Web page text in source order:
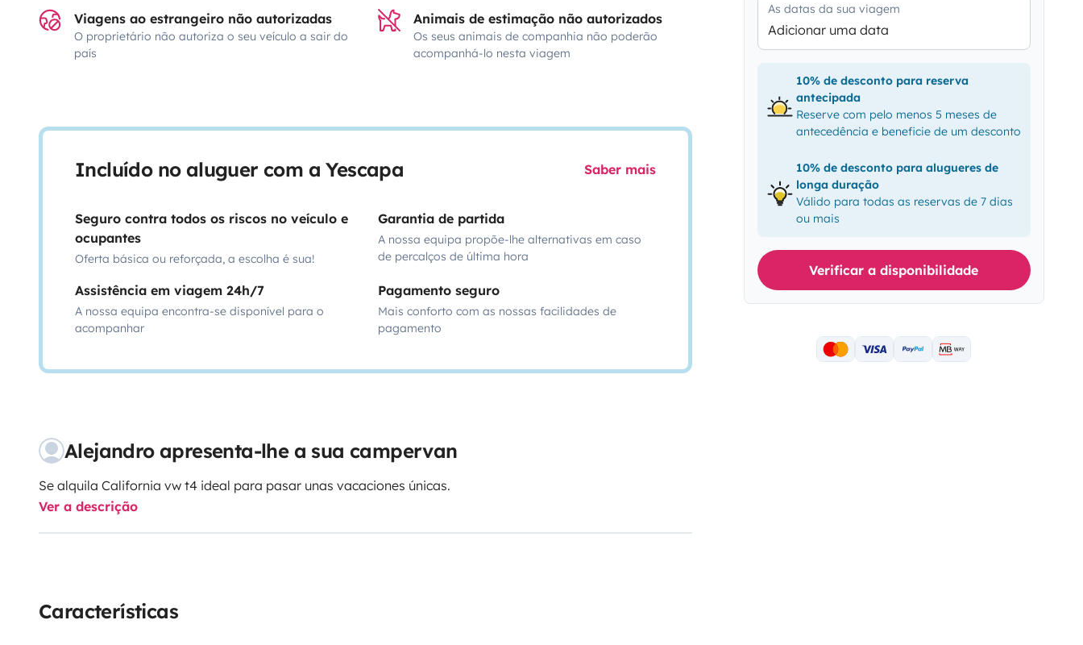
Viagens ao estrangeiro não autorizadas
O proprietário não autoriza o seu veículo a sair do
país
Animais de estimação não autorizados
Os seus animais de companhia não poderão
acompanhá-lo nesta viagem
Incluído no aluguer com a Yescapa Saber mais
Seguro contra todos os riscos no veículo e
ocupantes
Oferta básica ou reforçada, a escolha é sua!
Garantia de partida
A nossa equipa propõe-lhe alternativas em caso
de percalços de última hora
Assistência em viagem 24h/7
A nossa equipa encontra-se disponível para o
acompanhar
Pagamento seguro
Mais conforto com as nossas facilidades de
pagamento
Alejandro apresenta-lhe a sua campervan
Se alquila California vw t4 ideal para pasar unas vacaciones únicas.
Ver a descrição
Características
As datas da sua viagem
Adicionar uma data
10% de desconto para reserva
antecipada
Reserve com pelo menos 5 meses de
antecedência e beneficie de um desconto
10% de desconto para alugueres de
longa duração
Válido para todas as reservas de 7 dias
ou mais
Verificar a disponibilidade